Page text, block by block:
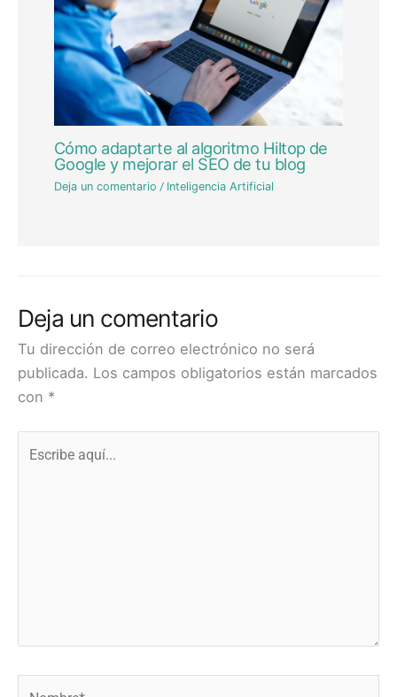
Cómo adaptarte al algoritmo Hiltop de
Google y mejorar el SEO de tu blog
Deja un comentario / Inteligencia Artificial
Deja un comentario
Tu dirección de correo electrónico no será
publicada. Los campos obligatorios están marcados
con *